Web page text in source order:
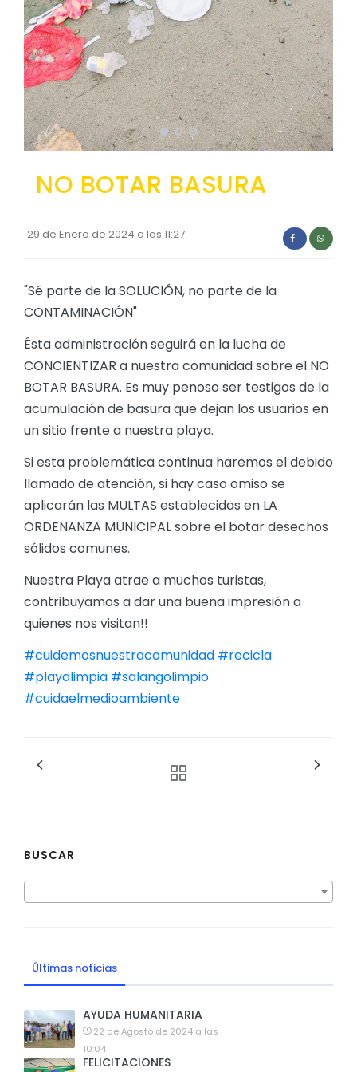
Convocatorias
GESTIÓN ADMINISTRATIVA
Plan Anual Contratación - PAC
Plan Operativo Anual - POA
Convenios Institucionales
Procesos de contratación
Obras y proyectos
NO BOTAR BASURA
29 de Enero de 2024 a las 11:27
"Sé parte de la SOLUCIÓN, no parte de la
CONTAMINACIÓN"
Ésta administración seguirá en la lucha de
CONCIENTIZAR a nuestra comunidad sobre el NO
BOTAR BASURA. Es muy penoso ser testigos de la
acumulación de basura que dejan los usuarios en
un sitio frente a nuestra playa.
Si esta problemática continua haremos el debido
llamado de atención, si hay caso omiso se
aplicarán las MULTAS establecidas en LA
ORDENANZA MUNICIPAL sobre el botar desechos
sólidos comunes.
Nuestra Playa atrae a muchos turistas,
contribuyamos a dar una buena impresión a
quienes nos visitan!!
#cuidemosnuestracomunidad #recicla
#playalimpia #salangolimpio
#cuidaelmedioambiente
BUSCAR
Últimas noticias
AYUDA HUMANITARIA
22 de Agosto de 2024 a las
10:04
FELICITACIONES